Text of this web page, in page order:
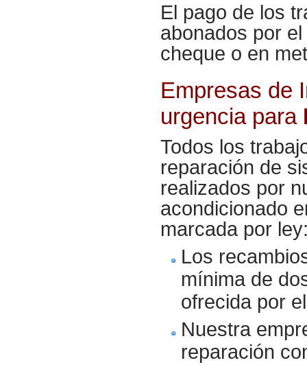
El pago de los
abonados por
cheque o en
Empresas de
urgencia para
Todos los
reparación de
realizados por
acondicionado
marcada por
Los
mínima de
ofrecida por
Nuestra
reparación